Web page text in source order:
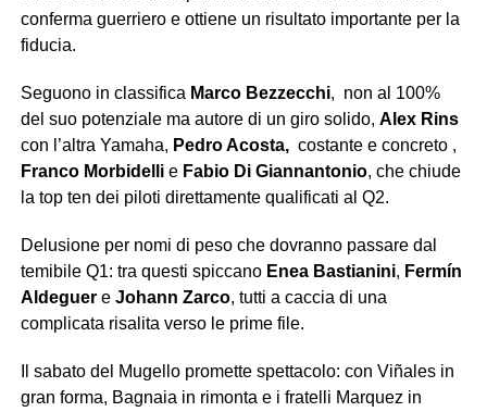
conferma guerriero e ottiene un risultato importante per la
fiducia.
Seguono in classifica Marco Bezzecchi, non al 100%
del suo potenziale ma autore di un giro solido, Alex Rins
con l’altra Yamaha, Pedro Acosta, costante e concreto ,
Franco Morbidellie Fabio Di Giannantonio, che chiude
la top ten dei piloti direttamente qualificati al Q2.
Delusione per nomi di peso che dovranno passare dal
temibile Q1: tra questi spiccano Enea Bastianini, Fermín
Aldeguere Johann Zarco, tutti a caccia di una
complicata risalita verso le prime file.
Il sabato del Mugello promette spettacolo: con Viñales in
gran forma, Bagnaia in rimonta e i fratelli Marquez in